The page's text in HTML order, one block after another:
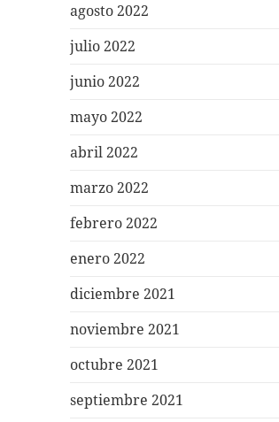
agosto 2022
julio 2022
junio 2022
mayo 2022
abril 2022
marzo 2022
febrero 2022
enero 2022
diciembre 2021
noviembre 2021
octubre 2021
septiembre 2021